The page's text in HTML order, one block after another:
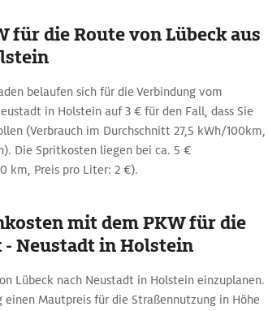
für die Route von Lübeck aus
belaufen sich für die Verbindung vom
in Holstein auf 3 € für den Fall, dass Sie
(Verbrauch im Durchschnitt 27,5 kWh/100km,
Die Spritkosten liegen bei ca. 5 €
km, Preis pro Liter: 2 €).
mit dem PKW für die
Neustadt in Holstein
Lübeck nach Neustadt in Holstein einzuplanen.
einen Mautpreis für die Straßennutzung in Höhe